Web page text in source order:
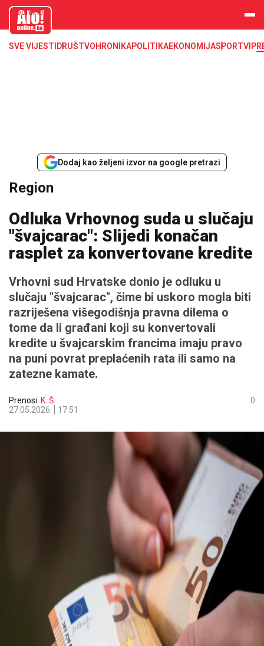
aloonline.b
SVE VIJESTI DRUŠTVOHRONIKAPOLITIKAEKONOMIJASPORTVIP
Dodaj kao željeni izvor na google pretrazi
Region
Odluka Vrhovnog suda u slučaju
"švajcarac": Slijedi konačan
rasplet za konvertovane kredite
Vrhovni sud Hrvatske donio je odluku u
slučaju "švajcarac", čime bi uskoro mogla biti
razriješena višegodišnja pravna dilema o
tome da li građani koji su konvertovali
kredite u švajcarskim francima imaju pravo
na puni povrat preplaćenih rata ili samo na
zatezne kamate.
Prenosi: K. Š.
27.05.2026.
17:51
0